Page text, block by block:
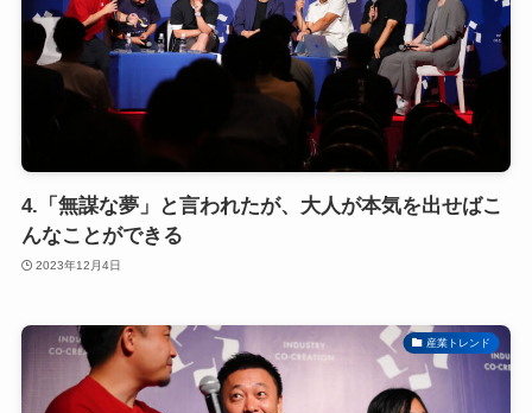
4.「無謀な夢」と言われたが、大人が本気を出せばこ
んなことができる
2023年12月4日
産業トレンド